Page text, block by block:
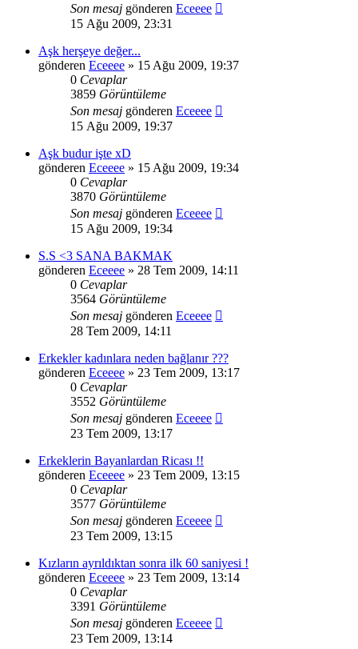
Son mesaj gönderen Eceeee
15 Ağu 2009, 23:31
Aşk herşeye değer...
gönderen Eceeee » 15 Ağu 2009, 19:37
0 Cevaplar
3859 Görüntüleme
Son mesaj gönderen Eceeee
15 Ağu 2009, 19:37
Aşk budur işte xD
gönderen Eceeee » 15 Ağu 2009, 19:34
0 Cevaplar
3870 Görüntüleme
Son mesaj gönderen Eceeee
15 Ağu 2009, 19:34
S.S <3 SANA BAKMAK
gönderen Eceeee » 28 Tem 2009, 14:11
0 Cevaplar
3564 Görüntüleme
Son mesaj gönderen Eceeee
28 Tem 2009, 14:11
Erkekler kadınlara neden bağlanır ???
gönderen Eceeee » 23 Tem 2009, 13:17
0 Cevaplar
3552 Görüntüleme
Son mesaj gönderen Eceeee
23 Tem 2009, 13:17
Erkeklerin Bayanlardan Ricası !!
gönderen Eceeee » 23 Tem 2009, 13:15
0 Cevaplar
3577 Görüntüleme
Son mesaj gönderen Eceeee
23 Tem 2009, 13:15
Kızların ayrıldıktan sonra ilk 60 saniyesi !
gönderen Eceeee » 23 Tem 2009, 13:14
0 Cevaplar
3391 Görüntüleme
Son mesaj gönderen Eceeee
23 Tem 2009, 13:14